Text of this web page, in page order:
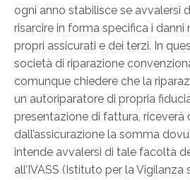
ogni anno stabilisce se avvalersi
risarcire in forma specifica i danni
propri assicurati e dei terzi. In
società di riparazione
comunque chiedere che la
un autoriparatore di propria
presentazione di fattura, riceverà
dall’assicurazione la somma
intende avvalersi di tale facoltà
all’IVASS (Istituto per la Vigilanza